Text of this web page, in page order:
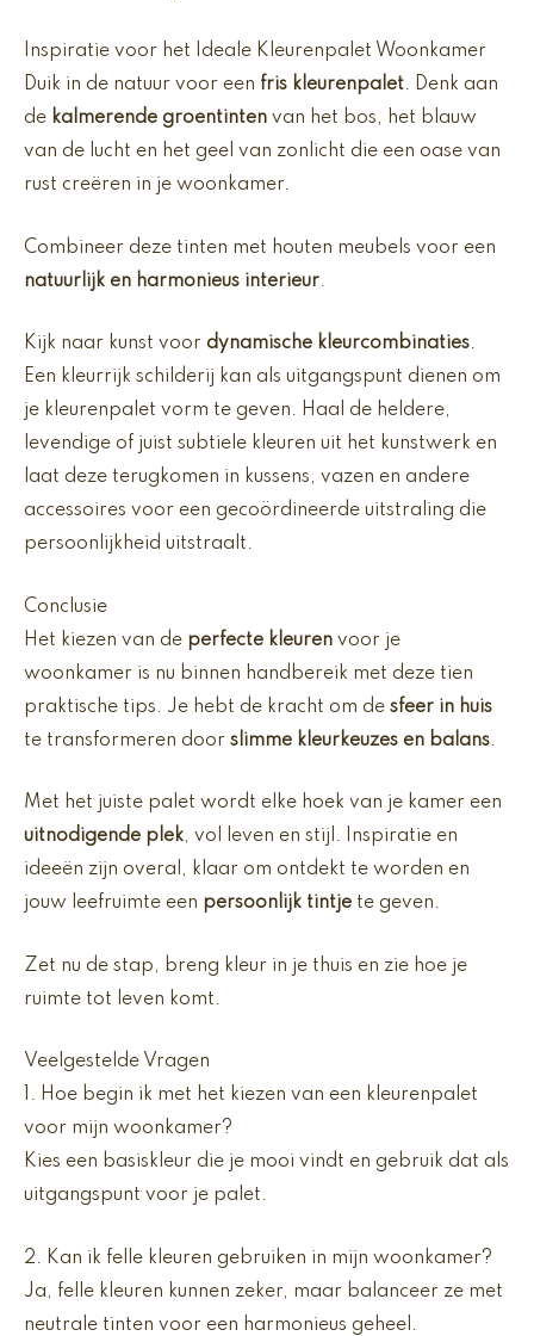
Inspiratie voor het Ideale Kleurenpalet Woonkamer
Duik in de natuur voor een fris kleurenpalet. Denk aan
de kalmerende groentinten van het bos, het blauw
van de lucht en het geel van zonlicht die een oase van
rust creëren in je woonkamer.
Combineer deze tinten met houten meubels voor een
natuurlijk en harmonieus interieur.
Kijk naar kunst voor dynamische kleurcombinaties.
Een kleurrijk schilderij kan als uitgangspunt dienen om
je kleurenpalet vorm te geven. Haal de heldere,
levendige of juist subtiele kleuren uit het kunstwerk en
laat deze terugkomen in kussens, vazen en andere
accessoires voor een gecoördineerde uitstraling die
persoonlijkheid uitstraalt.
Conclusie
Het kiezen van de perfecte kleuren voor je
woonkamer is nu binnen handbereik met deze tien
praktische tips. Je hebt de kracht om de sfeer in huis
te transformeren door slimme kleurkeuzes en balans.
Met het juiste palet wordt elke hoek van je kamer een
uitnodigende plek, vol leven en stijl. Inspiratie en
ideeën zijn overal, klaar om ontdekt te worden en
jouw leefruimte een persoonlijk tintje te geven.
Zet nu de stap, breng kleur in je thuis en zie hoe je
ruimte tot leven komt.
Veelgestelde Vragen
1. Hoe begin ik met het kiezen van een kleurenpalet
voor mijn woonkamer?
Kies een basiskleur die je mooi vindt en gebruik dat als
uitgangspunt voor je palet.
2. Kan ik felle kleuren gebruiken in mijn woonkamer?
Ja, felle kleuren kunnen zeker, maar balanceer ze met
neutrale tinten voor een harmonieus geheel.